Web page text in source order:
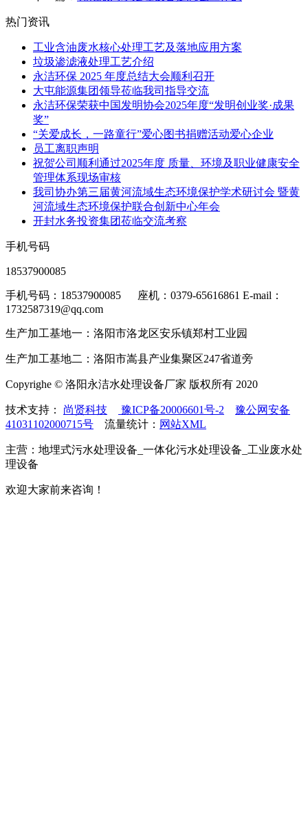
热门资讯
工业含油废水核心处理工艺及落地应用方案
垃圾渗滤液处理工艺介绍
永洁环保 2025 年度总结大会顺利召开
大屯能源集团领导莅临我司指导交流
永洁环保荣获中国发明协会2025年度“发明创业奖·成果
奖”
“关爱成长，一路童行”爱心图书捐赠活动爱心企业
员工离职声明
祝贺公司顺利通过2025年度 质量、环境及职业健康安全
管理体系现场审核
我司协办第三届黄河流域生态环境保护学术研讨会 暨黄
河流域生态环境保护联合创新中心年会
开封水务投资集团莅临交流考察
手机号码
18537900085
手机号码：18537900085 座机：0379-65616861 E-mail：
1732587319@qq.com
生产加工基地一：洛阳市洛龙区安乐镇郑村工业园
生产加工基地二：洛阳市嵩县产业集聚区247省道旁
Copyrighe © 洛阳永洁水处理设备厂家 版权所有 2020
技术支持： 尚贤科技 豫ICP备20006601号-2
豫公网安备
41031102000715号 流量统计： 网站XML
主营：地埋式污水处理设备_一体化污水处理设备_工业废水处
理设备
欢迎大家前来咨询！